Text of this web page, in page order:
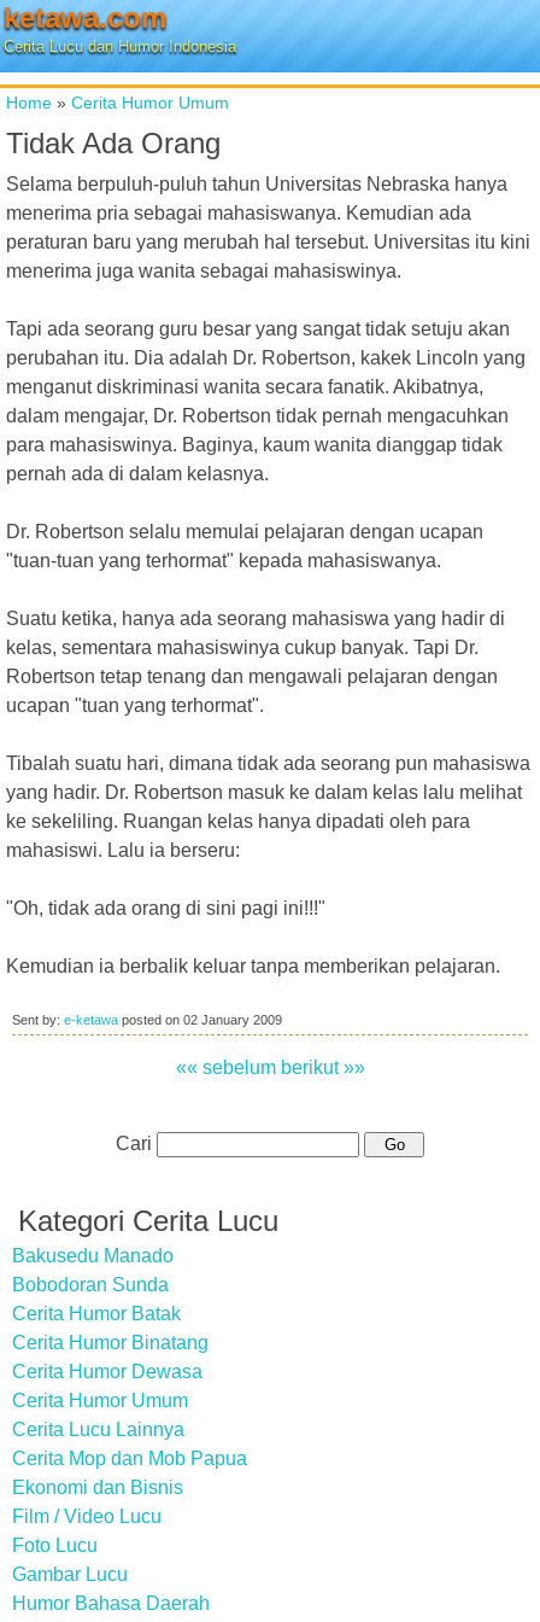
ketawa.com
Cerita Lucu dan Humor Indonesia
Home » Cerita Humor Umum
Tidak Ada Orang
Selama berpuluh-puluh tahun Universitas Nebraska hanya
menerima pria sebagai mahasiswanya. Kemudian ada
peraturan baru yang merubah hal tersebut. Universitas itu kini
menerima juga wanita sebagai mahasiswinya.
Tapi ada seorang guru besar yang sangat tidak setuju akan
perubahan itu. Dia adalah Dr. Robertson, kakek Lincoln yang
menganut diskriminasi wanita secara fanatik. Akibatnya,
dalam mengajar, Dr. Robertson tidak pernah mengacuhkan
para mahasiswinya. Baginya, kaum wanita dianggap tidak
pernah ada di dalam kelasnya.
Dr. Robertson selalu memulai pelajaran dengan ucapan
"tuan-tuan yang terhormat" kepada mahasiswanya.
Suatu ketika, hanya ada seorang mahasiswa yang hadir di
kelas, sementara mahasiswinya cukup banyak. Tapi Dr.
Robertson tetap tenang dan mengawali pelajaran dengan
ucapan "tuan yang terhormat".
Tibalah suatu hari, dimana tidak ada seorang pun mahasiswa
yang hadir. Dr. Robertson masuk ke dalam kelas lalu melihat
ke sekeliling. Ruangan kelas hanya dipadati oleh para
mahasiswi. Lalu ia berseru:
"Oh, tidak ada orang di sini pagi ini!!!"
Kemudian ia berbalik keluar tanpa memberikan pelajaran.
Sent by: e-ketawa posted on 02 January 2009
«« sebelum berikut »»
Cari
Kategori Cerita Lucu
Bakusedu Manado
Bobodoran Sunda
Cerita Humor Batak
Cerita Humor Binatang
Cerita Humor Dewasa
Cerita Humor Umum
Cerita Lucu Lainnya
Cerita Mop dan Mob Papua
Ekonomi dan Bisnis
Film / Video Lucu
Foto Lucu
Gambar Lucu
Humor Bahasa Daerah